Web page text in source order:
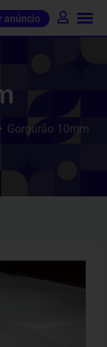
anúncio
Gorgurão 10mm